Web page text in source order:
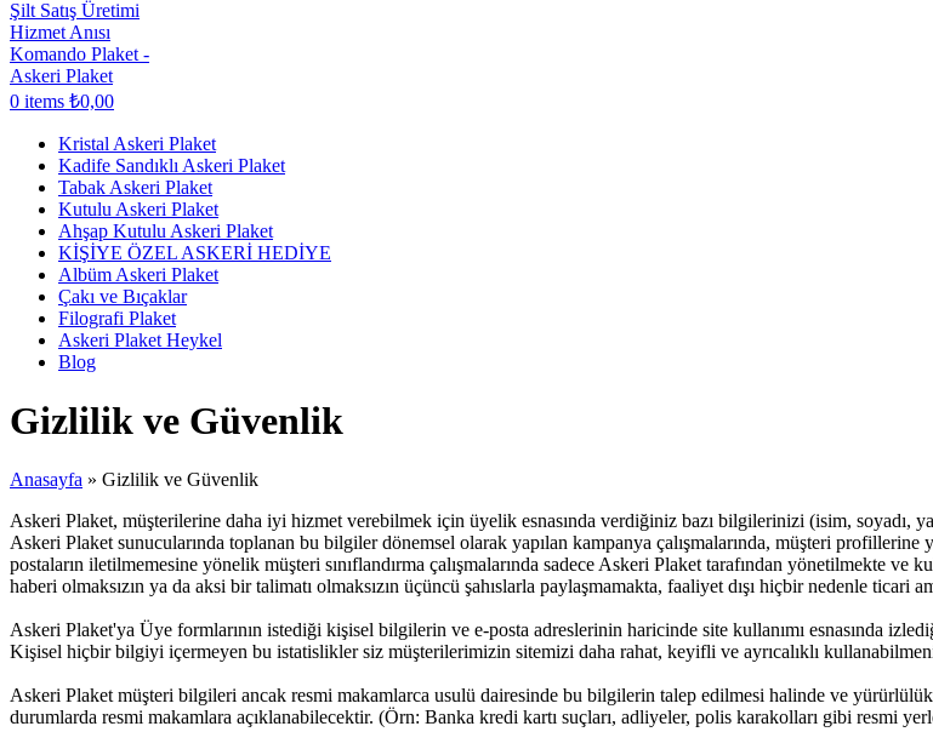
0 items ₺0,00
Kristal Askeri Plaket
Kadife Sandıklı Askeri Plaket
Tabak Askeri Plaket
Kutulu Askeri Plaket
Ahşap Kutulu Askeri Plaket
KİŞİYE ÖZEL ASKERİ HEDİYE
Albüm Askeri Plaket
Çakı ve Bıçaklar
Filografi Plaket
Askeri Plaket Heykel
Blog
Gizlilik ve Güvenlik
Anasayfa » Gizlilik ve Güvenlik
Askeri Plaket, müşterilerine daha iyi hizmet verebilmek için üyelik esnasında verdiğiniz bazı bilgilerinizi (isim, soyadı,
Askeri Plaket sunucularında toplanan bu bilgiler dönemsel olarak yapılan kampanya çalışmalarında, müşteri
postaların iletilmemesine yönelik müşteri sınıflandırma çalışmalarında sadece Askeri Plaket tarafından yönetilmekte
haberi olmaksızın ya da aksi bir talimatı olmaksızın üçüncü şahıslarla paylaşmamakta, faaliyet dışı hiçbir nedenle
Askeri Plaket'ya Üye formlarının istediği kişisel bilgilerin ve e-posta adreslerinin haricinde site kullanımı esnasında
Kişisel hiçbir bilgiyi içermeyen bu istatislikler siz müşterilerimizin sitemizi daha rahat, keyifli ve ayrıcalıklı
Askeri Plaket müşteri bilgileri ancak resmi makamlarca usulü dairesinde bu bilgilerin talep edilmesi halinde ve
durumlarda resmi makamlara açıklanabilecektir. (Örn: Banka kredi kartı suçları, adliyeler, polis karakolları gibi resmi